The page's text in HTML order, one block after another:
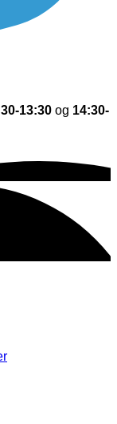
13:30 og 14:30-